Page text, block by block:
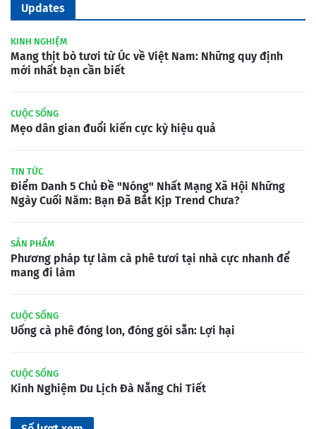
Updates
KINH NGHIỆM
Mang thịt bò tươi từ Úc về Việt Nam: Những quy định
mới nhất bạn cần biết
CUỘC SỐNG
Mẹo dân gian đuổi kiến cực kỳ hiệu quả
TIN TỨC
Điểm Danh 5 Chủ Đề "Nóng" Nhất Mạng Xã Hội Những
Ngày Cuối Năm: Bạn Đã Bắt Kịp Trend Chưa?
SẢN PHẨM
Phương pháp tự làm cà phê tươi tại nhà cực nhanh để
mang đi làm
CUỘC SỐNG
Uống cà phê đóng lon, đóng gói sẵn: Lợi hại
CUỘC SỐNG
Kinh Nghiệm Du Lịch Đà Nẵng Chi Tiết